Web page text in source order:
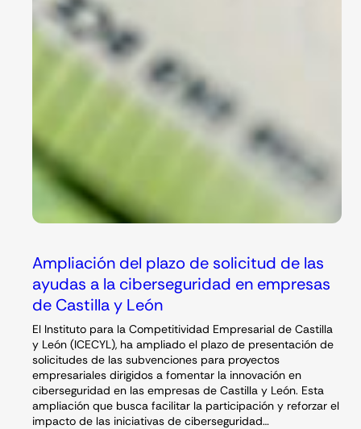
Ampliación del plazo de solicitud de las
ayudas a la ciberseguridad en empresas
de Castilla y León
El Instituto para la Competitividad Empresarial de Castilla
y León (ICECYL), ha ampliado el plazo de presentación de
solicitudes de las subvenciones para proyectos
empresariales dirigidos a fomentar la innovación en
ciberseguridad en las empresas de Castilla y León. Esta
ampliación que busca facilitar la participación y reforzar el
impacto de las iniciativas de ciberseguridad…